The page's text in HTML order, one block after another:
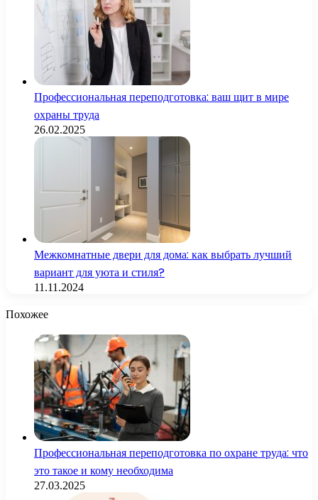
Профессиональная переподготовка: ваш щит в мире
охраны труда
26.02.2025
Межкомнатные двери для дома: как выбрать лучший
вариант для уюта и стиля?
11.11.2024
Похожее
Профессиональная переподготовка по охране труда: что
это такое и кому необходима
27.03.2025